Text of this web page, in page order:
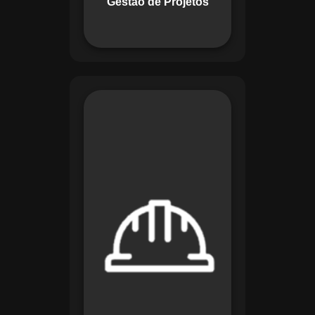
com eficiência.
Maestro organiza
registros de exames
e treinamentos,
automatiza alertas e
disponibiliza